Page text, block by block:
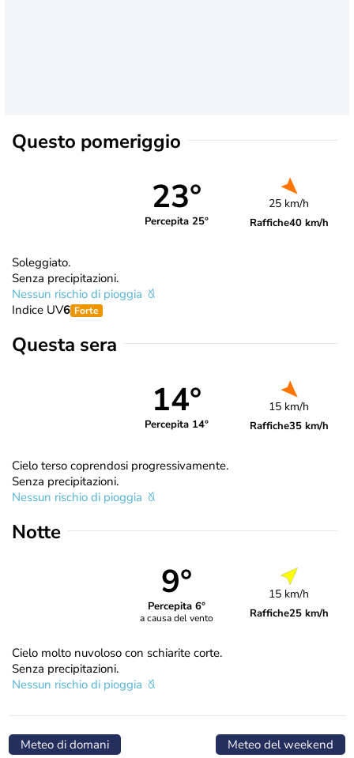
Questo pomeriggio
23°
Percepita 25°
25 km/h
Raffiche40 km/h
Soleggiato.
Senza precipitazioni.
Nessun rischio di pioggia
Indice UV6 Forte
Questa sera
14°
Percepita 14°
15 km/h
Raffiche35 km/h
Cielo terso coprendosi progressivamente.
Senza precipitazioni.
Nessun rischio di pioggia
Notte
9°
Percepita 6°
a causa del vento
15 km/h
Raffiche25 km/h
Cielo molto nuvoloso con schiarite corte.
Senza precipitazioni.
Nessun rischio di pioggia
Meteo di domani Meteo del weekend